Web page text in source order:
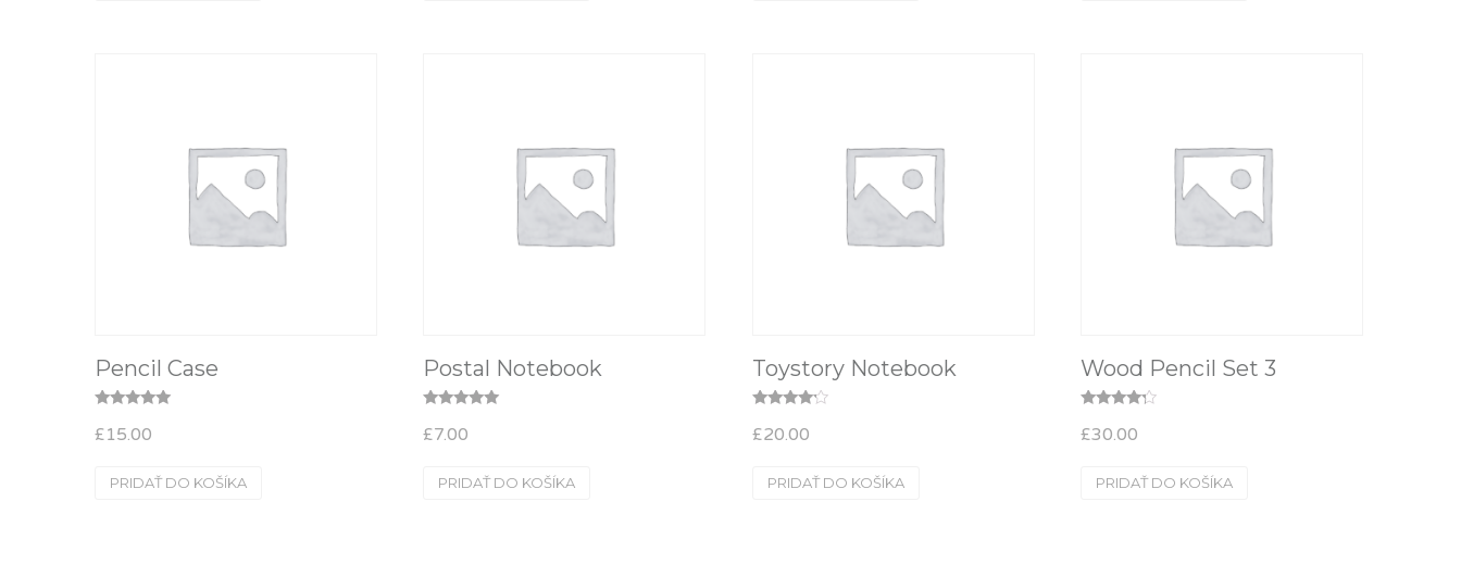
Pencil Case
5.00
£15.00
PRIDAŤ DO KOŠÍKA
Postal Notebook
5.00
£7.00
PRIDAŤ DO KOŠÍKA
Toystory Notebook
4.00
£20.00
PRIDAŤ DO KOŠÍKA
Wood Pencil Set 3
4.00
£30.00
PRIDAŤ DO KOŠÍKA